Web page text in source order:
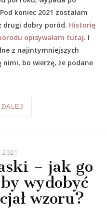
Pod koniec 2021 zostałam
drugi dobry poród. Historię
opisywałam tutaj. I
z najintymniejszych
bo wierzę, że podane
2021
– jak go
wydobyć
wzoru?